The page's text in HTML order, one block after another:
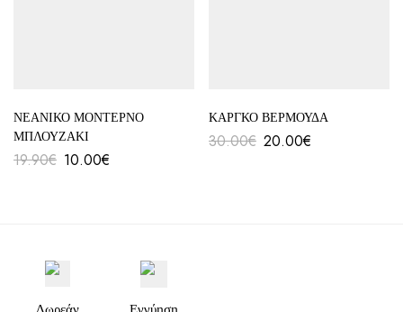
ΝΕΑΝΙΚΟ ΜΟΝΤΕΡΝΟ
ΜΠΛΟΥΖΑΚΙ
19.90€ 10.00€
ΚΑΡΓΚΟ ΒΕΡΜΟΥΔΑ
30.00€ 20.00€